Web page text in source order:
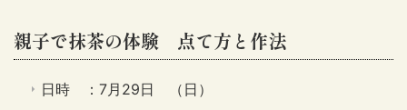
親子で抹茶の体験 点て方と作法
日時 ：7月29日 （日）